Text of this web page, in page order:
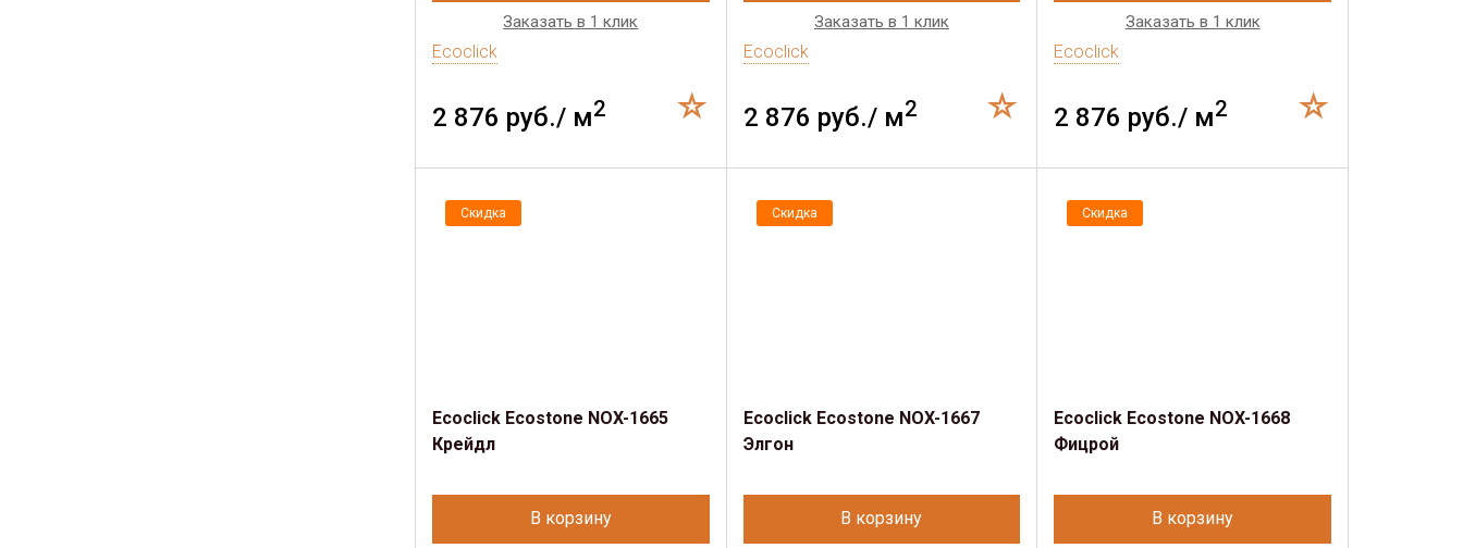
Заказать в 1 клик
Ecoclick
2 876 руб./ м2
Заказать в 1 клик
Ecoclick
2 876 руб./ м2
Заказать в 1 клик
Ecoclick
2 876 руб./ м2
Скидка
Ecoclick Ecostone NOX-1665
Крейдл
В корзину
Скидка
Ecoclick Ecostone NOX-1667
Элгон
В корзину
Скидка
Ecoclick Ecostone NOX-1668
Фицрой
В корзину